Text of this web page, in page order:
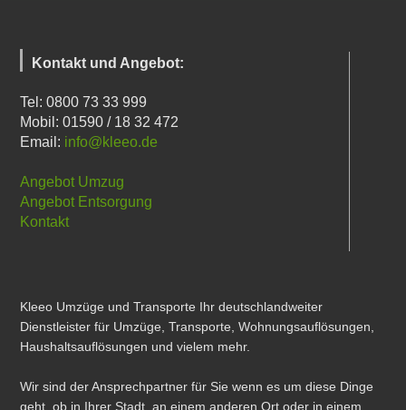
Kontakt und Angebot:
Tel: 0800 73 33 999
Mobil: 01590 / 18 32 472
Email: info@kleeo.de
Angebot Umzug
Angebot Entsorgung
Kontakt
Kleeo Umzüge und Transporte Ihr deutschlandweiter
Dienstleister für Umzüge, Transporte, Wohnungsauflösungen,
Haushaltsauflösungen und vielem mehr.
Wir sind der Ansprechpartner für Sie wenn es um diese Dinge
geht, ob in Ihrer Stadt, an einem anderen Ort oder in einem